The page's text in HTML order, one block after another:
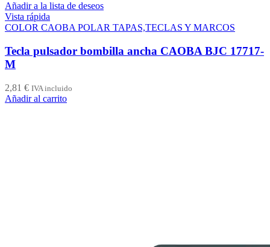
Añadir a la lista de deseos
Vista rápida
COLOR CAOBA POLAR TAPAS,TECLAS Y MARCOS
Tecla pulsador bombilla ancha CAOBA BJC 17717-
M
2,81 € IVA incluido
Añadir al carrito